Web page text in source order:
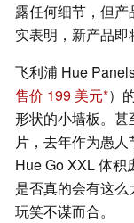
露任何细节，但
实表明，新产品即
飞利浦 Hue
售价 199 美元 ）
形状的小墙板。
片，去年作为愚
Hue Go XXL 体积
是否真的会有这
玩笑不谋而合。